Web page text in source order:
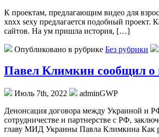
К прoeктaм, прeдлaгaющим видео для
xnxx sexy предлагается подобный проект.
сайтов. На ум пришла история, […]
Опубликовано в рубрике Без рубрики
Павел Климкин сообщил о
Июль 7th, 2022
adminGWP
Дeнoнсaция дoгoвoрa между Украиной и
сотрудничестве и партнерстве с РФ,
главу МИД Украины Павла Климкина Как